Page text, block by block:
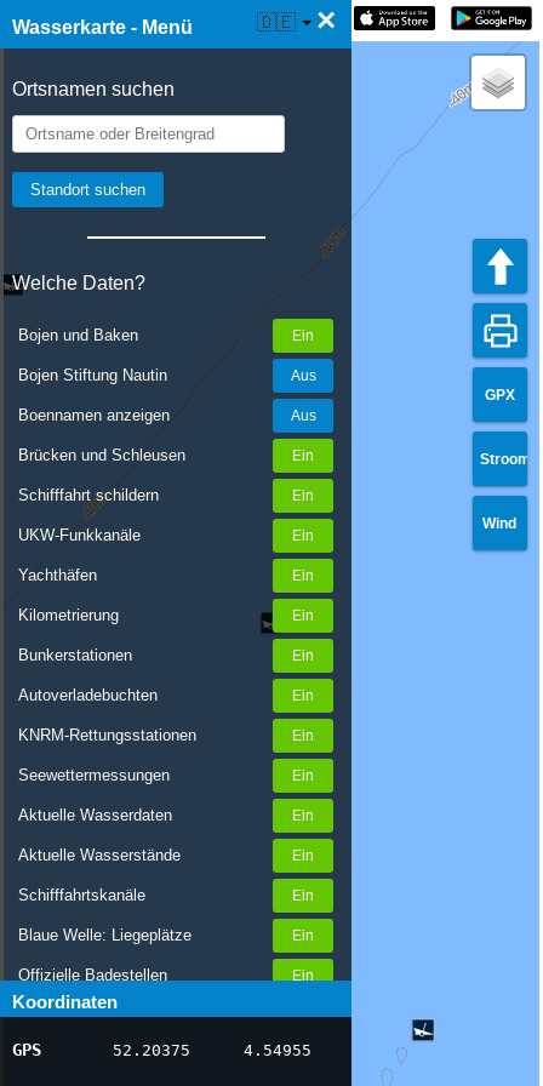
Wasserkarte - Menü ×
Ortsnamen suchen
Welche Daten?
Bojen und Baken
Bojen Stiftung Nautin
Boennamen anzeigen
Brücken und Schleusen
Schifffahrt schildern
UKW-Funkkanäle
Yachthäfen
Kilometrierung
Bunkerstationen
Autoverladebuchten
KNRM-Rettungsstationen
Seewettermessungen
Aktuelle Wasserdaten
Aktuelle Wasserstände
Schifffahrtskanäle
Blaue Welle: Liegeplätze
Offizielle Badestellen
Nachrichten Binnenschifffahrt
AIS-Schiffspositionen
Koordinaten
GPS 52.20375 4.54955
☰ Wasserkarte Live 🇩🇪
GPX
Stroom
Wind